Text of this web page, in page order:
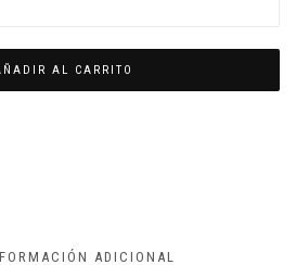
AL CARRITO
ADICIONAL